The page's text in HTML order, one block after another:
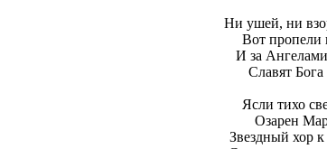
Ни ушей, ни
Вот
И за
Славят Бога
Ясли тихо
Озарен
Звездный хор